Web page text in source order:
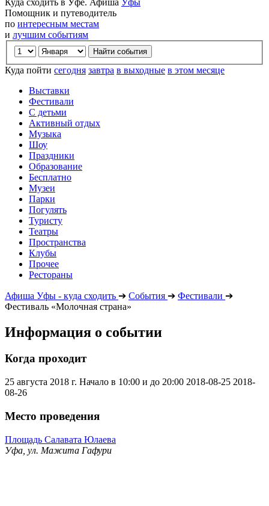
Куда сходить в Уфе. Афиша Уфы
Помощник и путеводитель
по интересным местам
и лучшим событиям
Куда пойти сегодня завтра в выходные в этом месяце
Выставки
Фестивали
С детьми
Активный отдых
Музыка
Шоу
Праздники
Образование
Бесплатно
Музеи
Парки
Погулять
Туристу
Театры
Пространства
Клубы
Прочее
Рестораны
Афиша Уфы - куда сходить ➔ События ➔ Фестивали ➔
Фестиваль «Молочная страна»
Информация о событии
Когда проходит
25 августа 2018 г. Начало в 10:00 и до 20:00 2018-08-25 2018-
08-26
Место проведения
Площадь Салавата Юлаева
Уфа, ул. Мажита Гафури